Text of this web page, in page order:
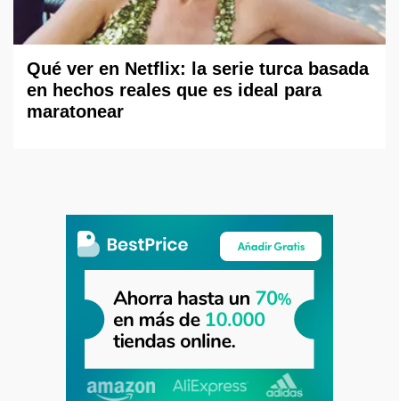
Qué ver en Netflix: la serie turca basada
en hechos reales que es ideal para
maratonear